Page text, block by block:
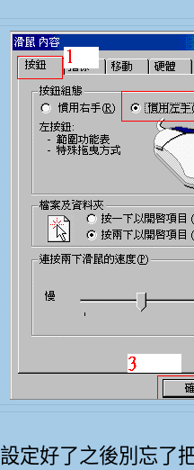
設定好了之後別忘了